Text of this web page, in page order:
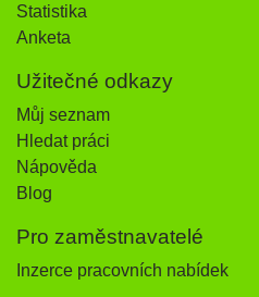
Statistika
Anketa
Užitečné odkazy
Můj seznam
Hledat práci
Nápověda
Blog
Pro zaměstnavatelé
Inzerce pracovních nabídek